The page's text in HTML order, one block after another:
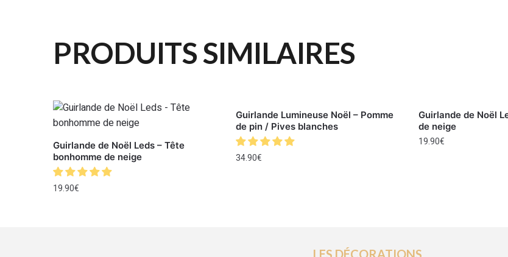
PRODUITS SIMILAIRES
Guirlande de Noël Leds – Tête
bonhomme de neige
19.90€
Guirlande Lumineuse Noël – Pomme
de pin / Pives blanches
34.90€
Guirlande de Noël
de neige
19.90€
LES DÉCORATIONS